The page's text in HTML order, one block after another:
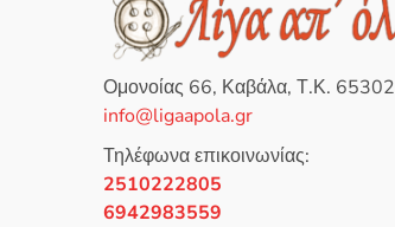
ε
0
α
π
5
Ομονοίας 66, Καβάλα, Τ.Κ. 65302
info@ligaapola.gr
Τηλέφωνα επικοινωνίας:
2510222805
6942983559